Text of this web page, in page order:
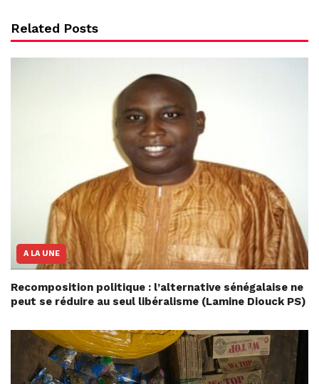
Related Posts
A LA UNE
Recomposition politique : l’alternative sénégalaise ne
peut se réduire au seul libéralisme (Lamine Diouck PS)